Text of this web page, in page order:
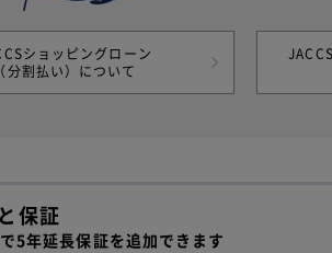
ショッピングローン
分割払い）について
保証
5年延長保証を追加できます